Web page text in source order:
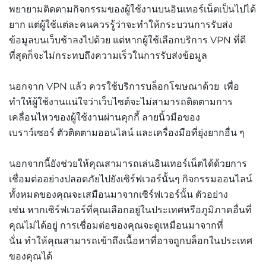
พยายามติดตามกิจกรรมของผู้ใช้งานบนอินเทอร์เน็ตเป็นไปได้
ยาก แต่ผู้ใช้แต่ละคนควรรู้ว่าจะทำให้กระบวนการรับส่ง
ข้อมูลบนเว็บช้าลงไปด้วย แต่หากผู้ใช้เลือกบริการ VPN ที่ดี
ที่สุดก็จะไม่กระทบถึงความเร็วในการรับส่งข้อมูล
นอกจาก VPN แล้ว ควรใช้บริการบล็อกโฆษณาด้วย เพื่อ
ทำให้ผู้ใช้งานแน่ใจว่าเว็บไซต์จะไม่สามารถติดตามการ
เคลื่อนไหวของผู้ใช้งานผ่านคุกกี้ ลายนิ้วมือของ
เบราว์เซอร์ ตัวติดตามออนไลน์ และเครื่องมือที่ยุ่งยากอื่น ๆ
นอกจากนี้ยังช่วยให้คุณสามารถเล่นอินเทอร์เน็ตได้ด้วยการ
เชื่อมต่ออย่างปลอดภัยไปยังเซิร์ฟเวอร์นั้นๆ กิจกรรมออนไลน์
ทั้งหมดของคุณจะเสมือนมาจากเซิร์ฟเวอร์นั้น ตัวอย่าง
เช่น หากเซิร์ฟเวอร์ที่คุณเลือกอยู่ในประเทศหรือภูมิภาคอื่นที่
คุณไม่ได้อยู่ การเชื่อมต่อของคุณจะดูเหมือนมาจากที่
นั่น ทำให้คุณสามารถเข้าถึงเนื้อหาที่อาจถูกบล็อกในประเทศ
ของคุณได้